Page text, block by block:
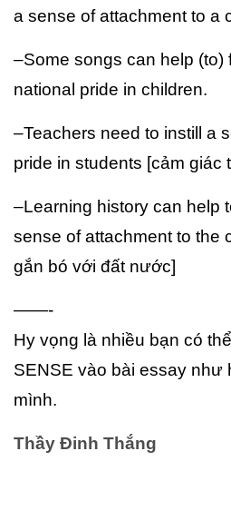
a sense of attachment to a
–Some songs can help (to)
national pride in children.
–Teachers need to instill a
pride in students [cảm giác
–Learning history can help
sense of attachment to the
gắn bó với đất nước]
——-
Hy vọng là nhiều bạn có
SENSE vào bài essay như
mình.
Thầy Đinh Thắng